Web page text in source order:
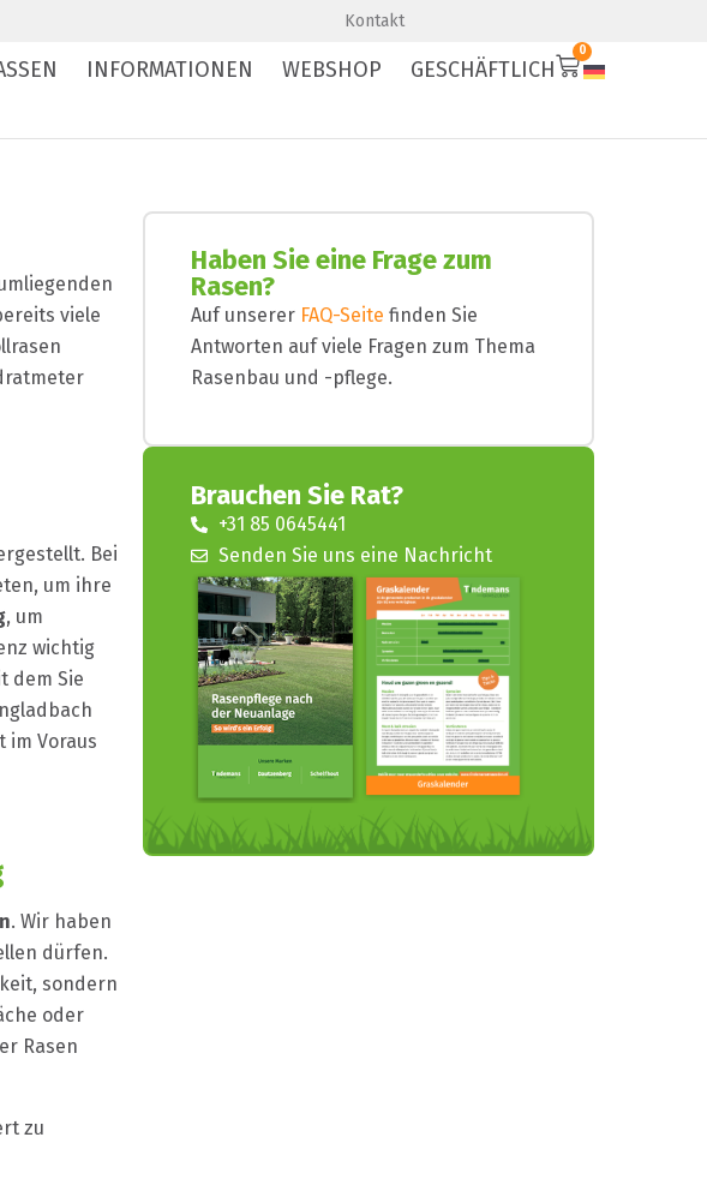
Kontakt
INFORMATIONEN WEBSHOP GESCHÄFTLICH
0
viele
Bei
um ihre
, um
wichtig
dem Sie
Voraus
. Wir haben
dürfen.
sondern
oder
Rasen
zu
Haben Sie eine Frage zum
Rasen?
Auf unserer FAQ-Seite finden Sie
Antworten auf viele Fragen zum Thema
Rasenbau und -pflege.
Brauchen Sie Rat?
+31 85 0645441
Senden Sie uns eine Nachricht